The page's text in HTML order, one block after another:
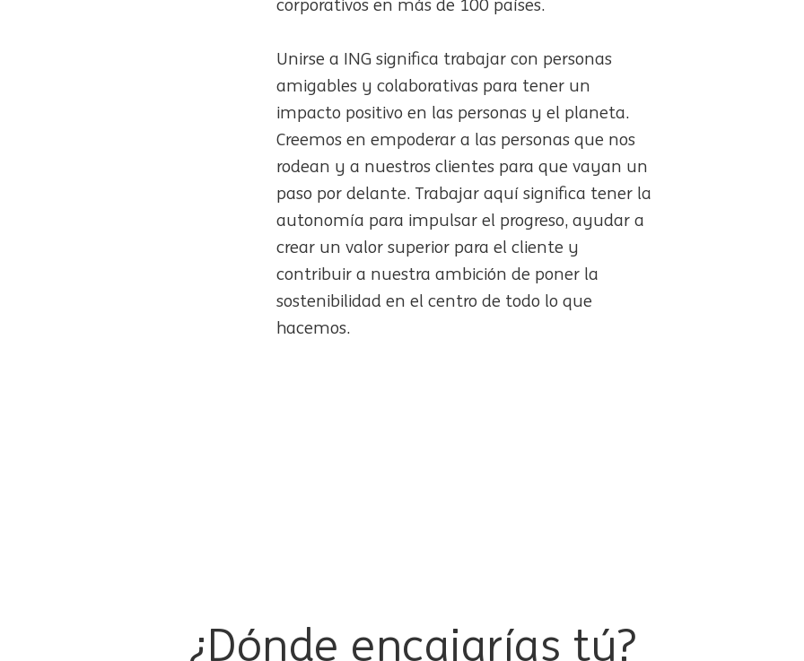
corporativos en más de 100 países.
Unirse a ING significa trabajar con personas
amigables y colaborativas para tener un
impacto positivo en las personas y el planeta.
Creemos en empoderar a las personas que nos
rodean y a nuestros clientes para que vayan un
paso por delante. Trabajar aquí significa tener la
autonomía para impulsar el progreso, ayudar a
crear un valor superior para el cliente y
contribuir a nuestra ambición de poner la
sostenibilidad en el centro de todo lo que
hacemos.
¿Dónde encajarías tú?